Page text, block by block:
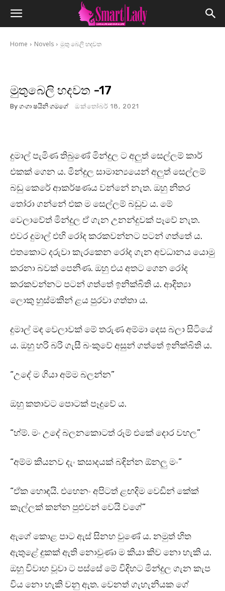
Home Novels මුතු බෙලි හදවත
මුතුබෙලි හදවත -17
By ගංගා ෂයිනි ගමගේ ඔක්තෝබර් 18, 2021
දුමාල් පැමිණ තිබුණේ මින්දුල ට අලුත් සෙල්ලම් කාර්
එකක් ගෙන ය. මින්දුල සාමාන්‍යයෙන් අලුත් සෙල්ලම්
බඩු කෙරේ ආකර්ෂණය වන්නේ නැත. ඔහු නිතර
තෝරා ගන්නේ එක ම සෙල්ලම් බඩුව ය. මේ
වෙලාවේත් මින්දුල ඒ ගැන උනන්දුවක් පෑවේ නැත.
එවර දුමාල් එහි රෝද කරකවන්නට පටන් ගත්තේ ය.
එතකොට දරුවා කැරකෙන රෝද ගැන අවධානය යොමු
කරනා බවක් පෙනිණ. ඔහු එය අතට ගෙන රෝද
කරකවන්නට පටන් ගත්තේ ඉනික්බිති ය. ආදිත්‍යා
ලොකු හුස්මකින් ළය පුරවා ගත්තා ය.
දුමාල් මඳ වෙලාවක් මේ තරුණ අම්මා දෙස බලා සිටියේ
ය. ඔහු හරි බරි ගැසී බංකුවේ අසුන් ගත්තේ ඉනික්බිති ය.
“උදේ ම ගියා අම්ම බලන්න”
ඔහු කතාවට පොටක් පෑදුවේ ය.
“හ්ම්. මං උදේ බලනකොටත් රූම් එකේ දොර වහල”
“අම්ම කියනව දැං කසාදයක් බඳින්න ඕනලු මං”
“ඒක හොඳයි. එහෙනං අපිටත් ළඟදිම වෙඩින් කේක්
කෑල්ලක් කන්න පුළුවන් වෙයි වගේ”
ඇගේ කොළ පාට ඇස් සිනහ වුණේ ය. නමුත් හිත
ඇතුළේ දුකක් ඇති නොවුණා ම කියා කිව නො හැකි ය.
ඔහු විවාහ වූවා ට පස්සේ මේ විදිහට මින්දුල ගැන කැප
විය නො හැකි වනු ඇත. වෙනත් ගැහැනියක ගේ